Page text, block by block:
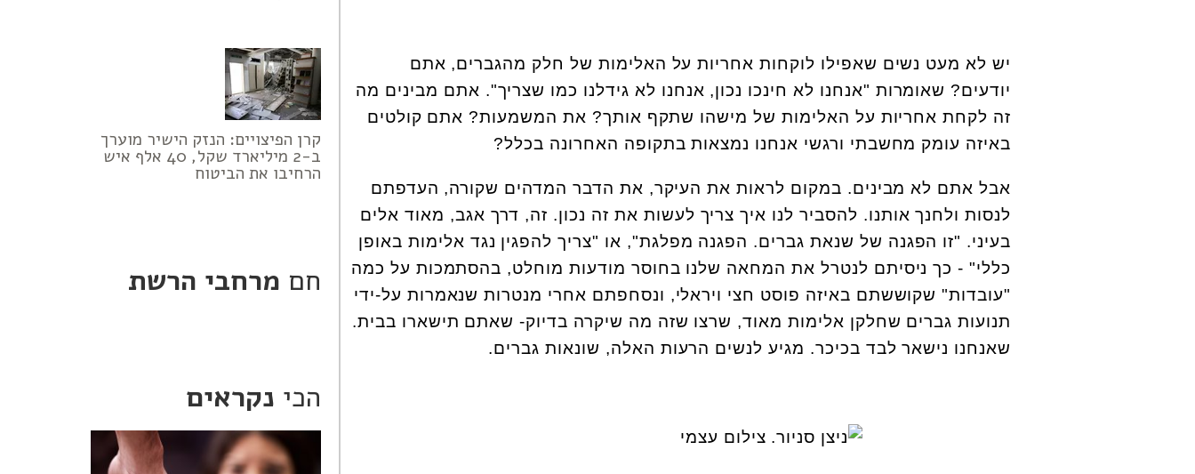
יש לא מעט נשים שאפילו לוקחות אחריות על האלימות של חלק מהגברים, אתם
יודעים? שאומרות "אנחנו לא חינכו נכון, אנחנו לא גידלנו כמו שצריך". אתם מבינים מה
זה לקחת אחריות על האלימות של מישהו שתקף אותך? את המשמעות? אתם קולטים
באיזה עומק מחשבתי ורגשי אנחנו נמצאות בתקופה האחרונה בכלל?
אבל אתם לא מבינים. במקום לראות את העיקר, את הדבר המדהים שקורה, העדפתם
לנסות ולחנך אותנו. להסביר לנו איך צריך לעשות את זה נכון. זה, דרך אגב, מאוד אלים
בעיני. "זו הפגנה של שנאת גברים. הפגנה מפלגת", או "צריך להפגין נגד אלימות באופן
כללי" - כך ניסיתם לנטרל את המחאה שלנו בחוסר מודעות מוחלט, בהסתמכות על כמה
"עובדות" שקוששתם באיזה פוסט חצי ויראלי, ונסחפתם אחרי מנטרות שנאמרות על-ידי
תנועות גברים שחלקן אלימות מאוד, שרצו שזה מה שיקרה בדיוק- שאתם תישארו בבית.
שאנחנו נישאר לבד בכיכר. מגיע לנשים הרעות האלה, שונאות גברים.
קרן הפיצויים: הנזק הישיר מוערך
ב-2 מיליארד שקל, 40 אלף איש
הרחיבו את הביטוח
חם מרחבי הרשת
הכי נקראים